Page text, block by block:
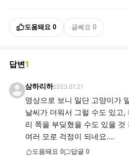
도움돼요 0 글쎄요 0
답변1
삼하리하2023.07.21
영상으로 보니 일단 고양이가
날씨가 더워서 그럴 수도 있고,
리 쪽을 부딪혔을 수도 있을 것
여러 모로 걱정이 되네요....
도움돼요 0 답글 0